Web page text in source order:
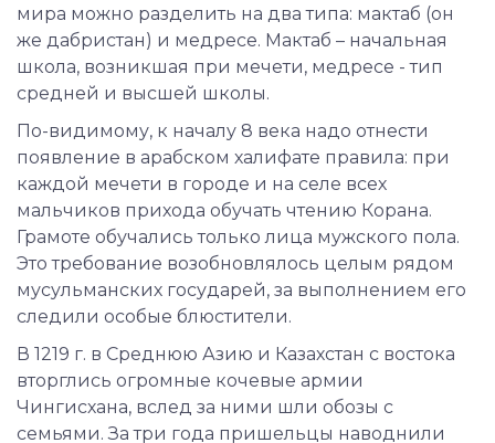
мира можно разделить на два типа: мактаб (он
же дабристан) и медресе. Мактаб – начальная
школа, возникшая при мечети, медресе - тип
средней и высшей школы.
По-видимому, к началу 8 века надо отнести
появление в арабском халифате правила: при
каждой мечети в городе и на селе всех
мальчиков прихода обучать чтению Корана.
Грамоте обучались только лица мужского пола.
Это требование возобновлялось целым рядом
мусульманских государей, за выполнением его
следили особые блюстители.
В 1219 г. в Среднюю Азию и Казахстан с востока
вторглись огромные кочевые армии
Чингисхана, вслед за ними шли обозы с
семьями. За три года пришельцы наводнили